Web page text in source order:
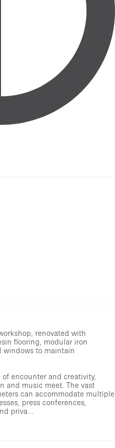
renovated with
flooring, modular iron
windows to maintain
encounter and creativity,
and music meet. The vast
can accommodate multiple
press conferences,
priva...